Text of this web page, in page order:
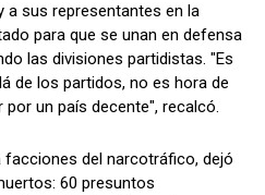
a sus representantes en la
para que se unan en defensa
las divisiones partidistas. "Es
de los partidos, no es hora de
un país decente", recalcó.
facciones del narcotráfico, dejó
60 presuntos